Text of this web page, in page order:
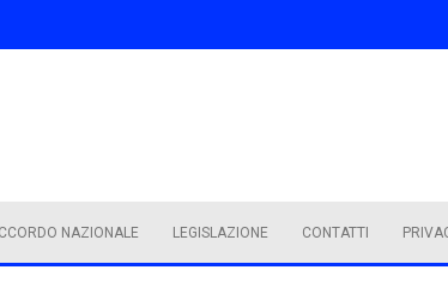
NAZIONALE LEGISLAZIONE CONTATTI